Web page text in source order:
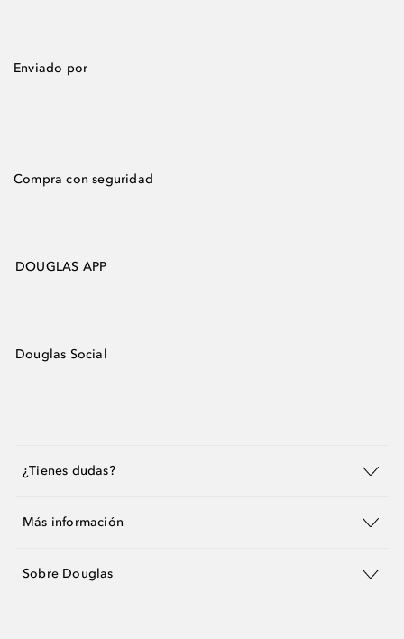
Enviado por
Compra con seguridad
DOUGLAS APP
Douglas Social
¿Tienes dudas?
Más información
Sobre Douglas